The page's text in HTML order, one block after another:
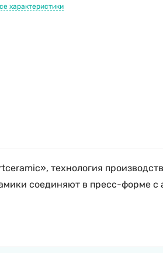
характеристики
технология
соединяют в пресс-форме